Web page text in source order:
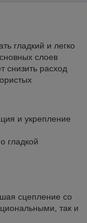
гладкий и легко
слоев
снизить расход
и укрепление
гладкой
сцепление со
так и